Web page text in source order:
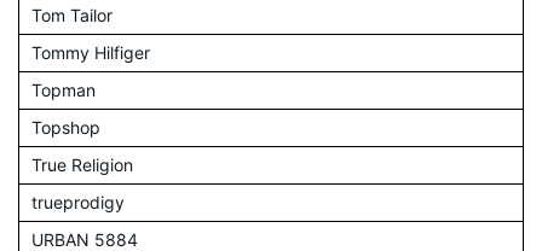
Tom Tailor
Tommy Hilfiger
Topman
Topshop
True Religion
trueprodigy
URBAN 5884